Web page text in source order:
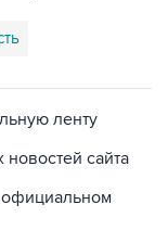
ленту
сайта
официальном